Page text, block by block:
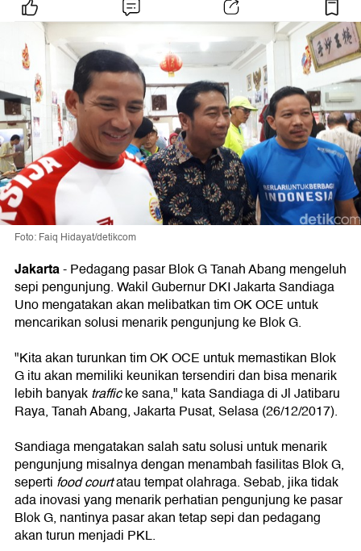
Foto: Faiq Hidayat/detikcom
Jakarta-Pedagang pasar Blok G Tanah Abang mengeluh
sepi pengunjung. Wakil Gubernur DKI Jakarta Sandiaga
Uno mengatakan akan melibatkan tim OK OCE untuk
mencarikan solusi menarik pengunjung ke Blok G.
"Kita akan turunkan tim OK OCE untuk memastikan Blok
G itu akan memiliki keunikan tersendiri dan bisa menarik
lebih banyaktrafficke sana," kata Sandiaga di Jl Jatibaru
Raya, Tanah Abang, Jakarta Pusat, Selasa (26/12/2017).
Sandiaga mengatakan salah satu solusi untuk menarik
pengunjung misalnya dengan menambah fasilitas Blok G,
seperti food courtatau tempat olahraga. Sebab, jika tidak
ada inovasi yang menarik perhatian pengunjung ke pasar
Blok G, nantinya pasar akan tetap sepi dan pedagang
akan turun menjadi PKL.